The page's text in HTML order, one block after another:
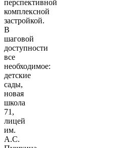
перспективной
комплексной
застройкой.
В
шаговой
доступности
все
необходимое:
детские
сады,
новая
школа
71,
лицей
им.
А.С.